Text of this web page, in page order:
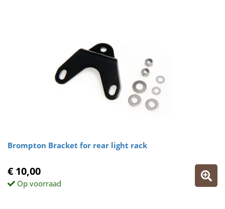
Brompton Bracket for rear light rack
€ 10,00
Op voorraad